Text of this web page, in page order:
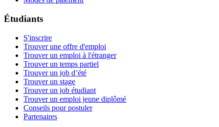
Étudiants
S'inscrire
Trouver une offre d'emploi
Trouver un emploi à l'étranger
Trouver un temps partiel
Trouver un job d’été
Trouver un stage
Trouver un job étudiant
Trouver un emploi jeune diplômé
Conseils pour postuler
Partenaires